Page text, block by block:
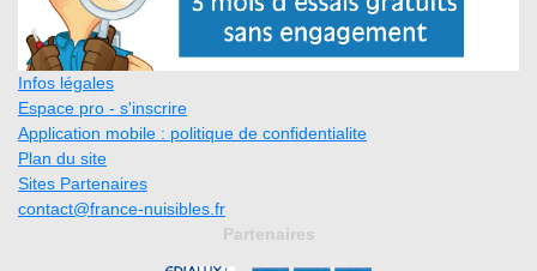
Infos légales
Espace pro - s'inscrire
Application mobile : politique de confidentialite
Plan du site
Sites Partenaires
contact@france-nuisibles.fr
Partenaires